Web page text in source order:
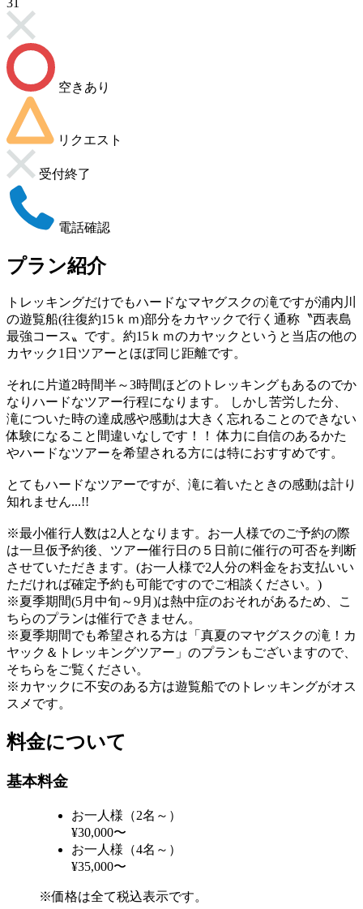
空きあり
リクエスト
受付終了
電話確認
プラン紹介
トレッキングだけでもハードなマヤグスクの滝ですが浦内川
の遊覧船(往復約15ｋｍ)部分をカヤックで行く通称〝西表島
最強コース〟です。約15ｋｍのカヤックというと当店の他の
カヤック1日ツアーとほぼ同じ距離です。
それに片道2時間半～3時間ほどのトレッキングもあるのでか
なりハードなツアー行程になります。 しかし苦労した分、
滝についた時の達成感や感動は大きく忘れることのできない
体験になること間違いなしです！！ 体力に自信のあるかた
やハードなツアーを希望される方には特におすすめです。
とてもハードなツアーですが、滝に着いたときの感動は計り
知れません...!!
※最小催行人数は2人となります。お一人様でのご予約の際
は一旦仮予約後、ツアー催行日の５日前に催行の可否を判断
させていただきます。​(お一人様で2人分の料金をお支払いい
ただければ確定予約も可能ですのでご相談ください。)
※夏季期間(5月中旬～9月)は熱中症のおそれがあるため、こ
ちらのプランは催行できません。
※夏季期間でも希望される方は「真夏のマヤグスクの滝！カ
ヤック＆トレッキングツアー」のプランもございますので、
そちらをご覧ください。
​※カヤックに不安のある方は遊覧船でのトレッキングがオス
スメです。
料金について
基本料金
お一人様（2名～）
¥30,000〜
お一人様（4名～）
¥35,000〜
※価格は全て税込表示です。